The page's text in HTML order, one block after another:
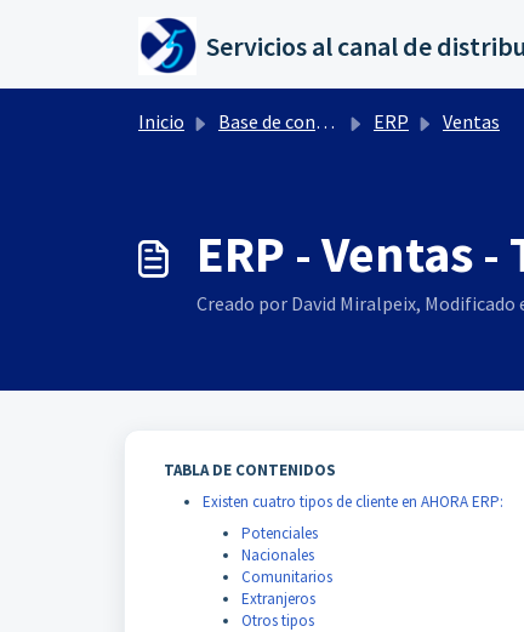
Inicio Base de conocimientos ERP Ventas
ERP - Ventas
Creado por David Miralpeix, Modificado
TABLA DE CONTENIDOS
Existen cuatro tipos de cliente en AHORA ERP:
Potenciales
Nacionales
Comunitarios
Extranjeros
Otros tipos